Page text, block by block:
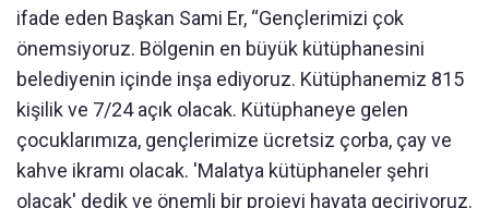
ifade eden Başkan Sami Er, “Gençlerimizi çok
önemsiyoruz. Bölgenin en büyük kütüphanesini
belediyenin içinde inşa ediyoruz. Kütüphanemiz 815
kişilik ve 7/24 açık olacak. Kütüphaneye gelen
çocuklarımıza, gençlerimize ücretsiz çorba, çay ve
kahve ikramı olacak. 'Malatya kütüphaneler şehri
olacak' dedik ve önemli bir projeyi hayata geçiriyoruz.